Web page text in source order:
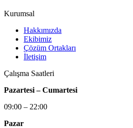
Kurumsal
Hakkımızda
Ekibimiz
Çözüm Ortakları
İletişim
Çalışma Saatleri
Pazartesi – Cumartesi
09:00 – 22:00
Pazar